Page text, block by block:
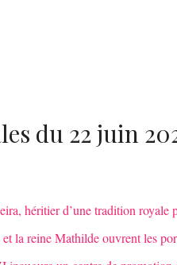
du 22 juin
héritier d’une tradition royale
la reine Mathilde ouvrent les